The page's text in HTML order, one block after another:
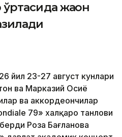
жаҳон
йил 23-27 август кунлари
ва Марказий Осиё
ва аккордеончилар
79» халқаро танлови
Роза Бағланова